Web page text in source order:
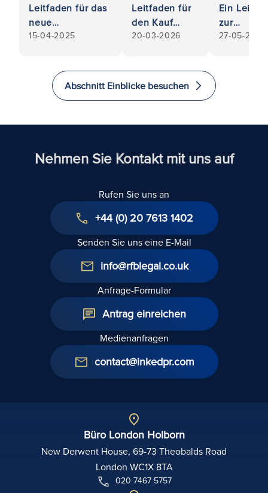
Leitfaden für das
neue
Geschäftsjahr:
Unternehmen auf
dem neuesten
15-04-2025
Leitfaden für
den Kauf
eines KMU-
Vereinigten
Königreich
20-03-2026
Ein
zur
wenn Sie
27-05-2025
Abschnitt Einblicke besuchen
Nehmen Sie Kontakt mit uns auf
Rufen Sie uns an
+44 (0) 20 7613 1402
Senden Sie uns eine E-Mail
info@rfblegal.co.uk
Anfrage-Formular
Antrag einreichen
Medienanfragen
contact@inkedpr.com
Büro London Holborn
New Derwent House, 69-73 Theobalds Road
London WC1X 8TA
020 7467 5757